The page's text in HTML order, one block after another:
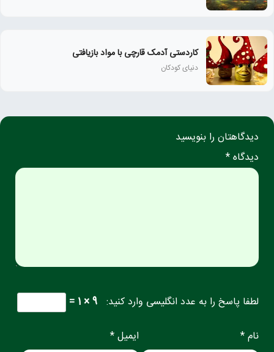
کاردستی آدمک قارچی با مواد بازیافتی
دنیای کودکان
دیدگاهتان را بنویسید
دیدگاه *
لطفا پاسخ را به عدد انگلیسی وارد کنید: 9 × 1 =
نام * ایمیل *